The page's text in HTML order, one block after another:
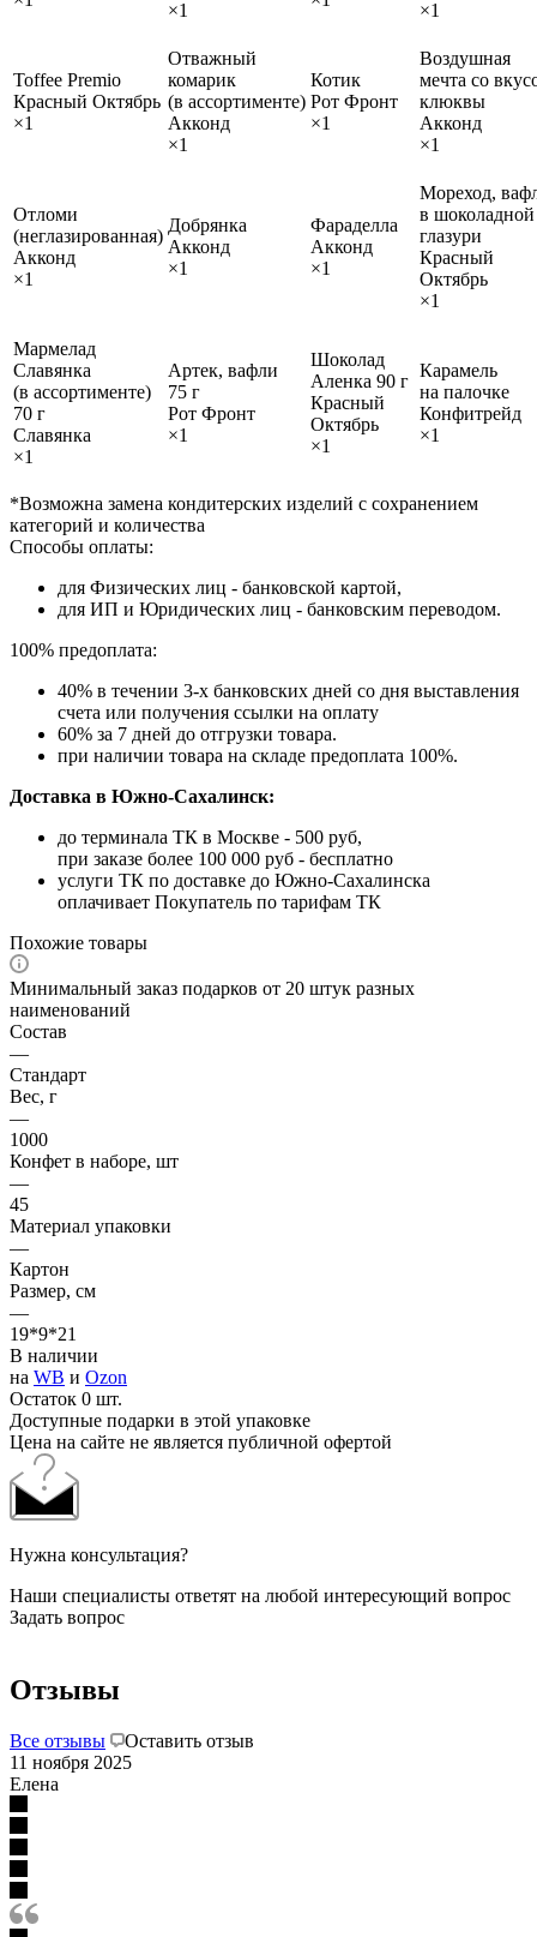
×1 ×1
Toffee Premio
Красный Октябрь
×1
Отважный
комарик
(в ассортименте)
Акконд
×1
Котик
Рот Фронт
×1
Воздушная
мечта со
клюквы
Акконд
×1
Отломи
(неглазированная)
Акконд
×1
Добрянка
Акконд
×1
Фараделла
Акконд
×1
Мореход,
в шоколадной
глазури
Красный
Октябрь
×1
Мармелад
Славянка
(в ассортименте)
70 г
Славянка
×1
Артек, вафли
75 г
Рот Фронт
×1
Шоколад
Аленка 90 г
Красный
Октябрь
×1
Карамель
на палочке
Конфитрейд
×1
*Возможна замена кондитерских изделий с сохранением
категорий и количества
Способы оплаты:
для Физических лиц - банковской картой,
для ИП и Юридических лиц - банковским переводом.
100% предоплата:
40% в течении 3-х банковских дней со дня выставления
счета или получения ссылки на оплату
60% за 7 дней до отгрузки товара.
при наличии товара на складе предоплата 100%.
Доставка в Южно-Сахалинск:
до терминала ТК в Москве - 500 руб,
при заказе более 100 000 руб - бесплатно
услуги ТК по доставке до Южно-Сахалинска
оплачивает Покупатель по тарифам ТК
Похожие товары
Минимальный заказ подарков от 20 штук разных
наименований
Состав
—
Стандарт
Вес, г
—
1000
Конфет в наборе, шт
—
45
Материал упаковки
—
Картон
Размер, см
—
19*9*21
В наличии
на WB и Ozon
Остаток 0 шт.
Доступные подарки в этой упаковке
Цена на сайте не является публичной офертой
Нужна консультация?
Наши специалисты ответят на любой интересующий вопрос
Задать вопрос
Отзывы
Все отзывы
Оставить отзыв
11 ноября 2025
Елена